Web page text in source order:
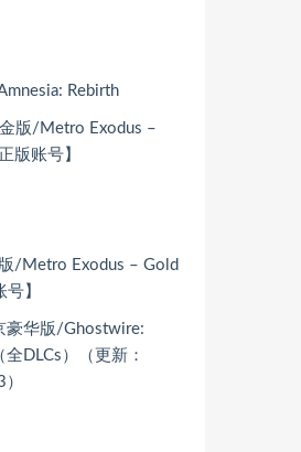
Rebirth
/Metro Exodus – Gold
】